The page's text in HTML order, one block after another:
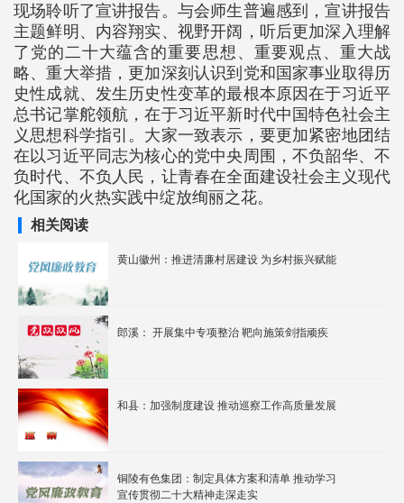
现场聆听了宣讲报告。与会师生普遍感到，宣讲报告
主题鲜明、内容翔实、视野开阔，听后更加深入理解
了党的二十大蕴含的重要思想、重要观点、重大战
略、重大举措，更加深刻认识到党和国家事业取得历
史性成就、发生历史性变革的最根本原因在于习近平
总书记掌舵领航，在于习近平新时代中国特色社会主
义思想科学指引。大家一致表示，要更加紧密地团结
在以习近平同志为核心的党中央周围，不负韶华、不
负时代、不负人民，让青春在全面建设社会主义现代
化国家的火热实践中绽放绚丽之花。
相关阅读
黄山徽州：推进清廉村居建设 为乡村振兴赋能
郎溪： 开展集中专项整治 靶向施策剑指顽疾
和县：加强制度建设 推动巡察工作高质量发展
铜陵有色集团：制定具体方案和清单 推动学习
宣传贯彻二十大精神走深走实